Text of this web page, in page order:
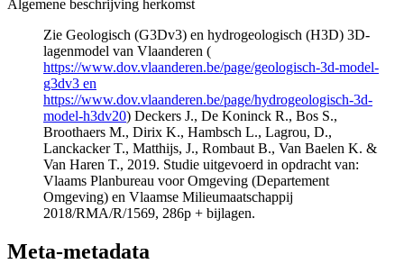
Algemene beschrijving herkomst
Zie Geologisch (G3Dv3) en hydrogeologisch (H3D) 3D-
lagenmodel van Vlaanderen (
https://www.dov.vlaanderen.be/page/geologisch-3d-model-
g3dv3 en
https://www.dov.vlaanderen.be/page/hydrogeologisch-3d-
model-h3dv20) Deckers J., De Koninck R., Bos S.,
Broothaers M., Dirix K., Hambsch L., Lagrou, D.,
Lanckacker T., Matthijs, J., Rombaut B., Van Baelen K. &
Van Haren T., 2019. Studie uitgevoerd in opdracht van:
Vlaams Planbureau voor Omgeving (Departement
Omgeving) en Vlaamse Milieumaatschappij
2018/RMA/R/1569, 286p + bijlagen.
Meta-metadata